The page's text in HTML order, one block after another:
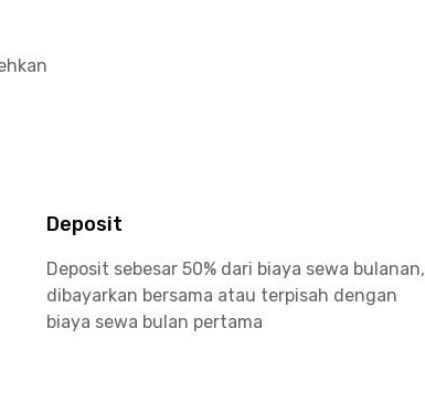
Deposit
Deposit sebesar 50% dari biaya sewa bulanan,
dibayarkan bersama atau terpisah dengan
biaya sewa bulan pertama